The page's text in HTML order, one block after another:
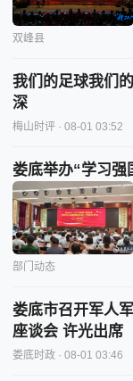
双峰县
我们的足球我们
深
梅山时评 · 08-01 03:52
娄底举办“学习强
部门动态
娄底市召开军人
座谈会 许光出席
娄底时政 · 08-01 03:46